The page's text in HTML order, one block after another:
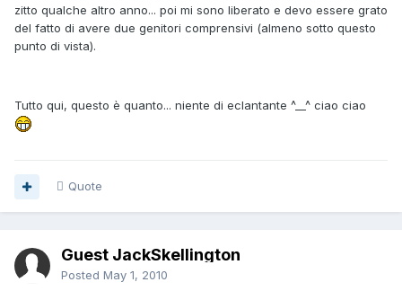
zitto qualche altro anno... poi mi sono liberato e devo essere grato
del fatto di avere due genitori comprensivi (almeno sotto questo
punto di vista).
Tutto qui, questo è quanto... niente di eclantante ^__^ ciao ciao
Quote
Guest JackSkellington
Posted May 1, 2010